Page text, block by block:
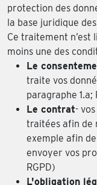
protection des
la base juridique
Ce traitement n’est
moins une des
Le
traite vos
paragraphe 1.a;
Le contrat-
traitées afin de
exemple afin
envoyer vos
RGPD)
L'obligation